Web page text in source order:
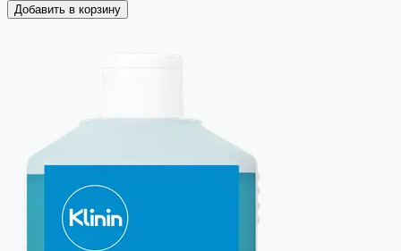
Добавить в корзину